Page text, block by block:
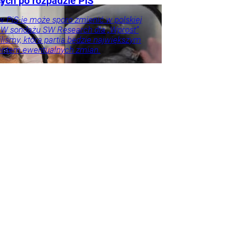
PiS-ie może sporo zmienić w polskiej
sondażu SW Research dla „Wprost”
która partia będzie największym
ewentualnych zmian.